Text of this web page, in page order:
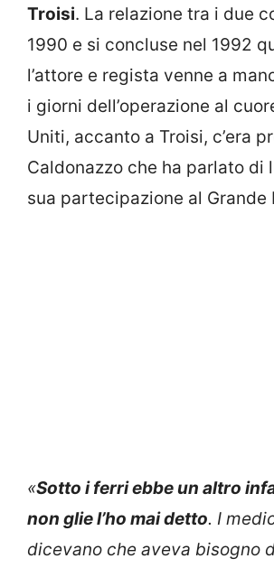
Troisi. La relazione tra i due
1990 e si concluse nel 1992
l’attore e regista venne a
i giorni dell’operazione al
Uniti, accanto a Troisi, c’era
Caldonazzo che ha parlato di
sua partecipazione al Grande
«Sotto i ferri ebbe un altro
non glie l’ho mai detto. I
dicevano che aveva bisogno